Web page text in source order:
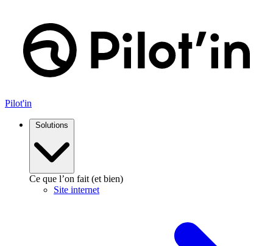
Pilot'in
Solutions
Ce que l’on fait (et bien)
Site internet